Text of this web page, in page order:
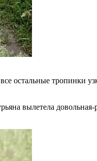
тропинки
вылетела